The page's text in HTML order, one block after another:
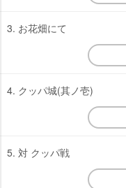
3. お花畑にて
4. クッパ城(其ノ壱)
5. 対 クッパ戦